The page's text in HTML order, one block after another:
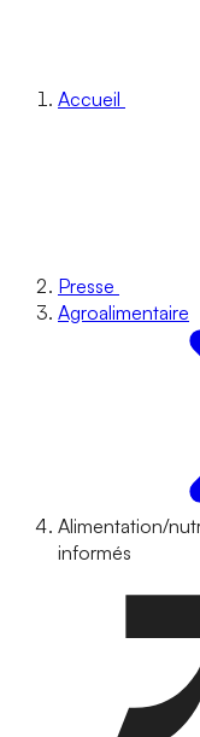
Accueil
Presse
Agroalimentaire
Alimentation/
informés